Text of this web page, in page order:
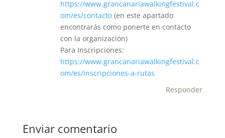
https://www.grancanariawalkingfestival.c
om/es/contacto(en este apartado
encontrarás como ponerte en contacto
con la organización)
Para Inscripciones:
https://www.grancanariawalkingfestival.c
om/es/inscripciones-a-rutas
Responder
Enviar comentario